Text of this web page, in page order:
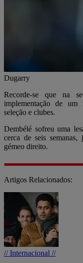
Dugarry
Recorde-se que na
implementação de um
seleção e clubes.
Dembélé sofreu uma
cerca de seis
gémeo direito.
Artigos Relacionados:
// Internacional //